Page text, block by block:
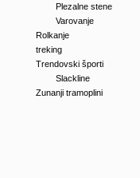
Plezalne stene
Varovanje
Rolkanje
treking
Trendovski športi
Slackline
Zunanji tramoplini